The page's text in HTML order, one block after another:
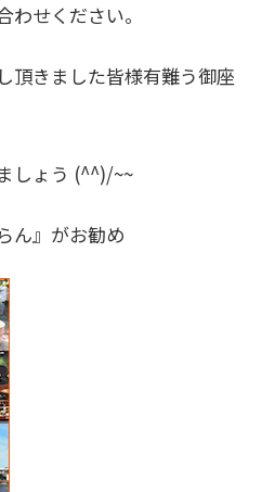
せください。
頂きました皆様有難う御座
しょう (^^)/~~
ん』がお勧め